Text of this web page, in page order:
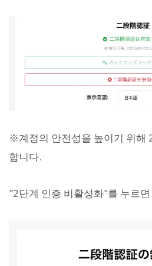
※계정의 안전성을 높이기 위해
합니다.
"2단계 인증 비활성화"를 누르